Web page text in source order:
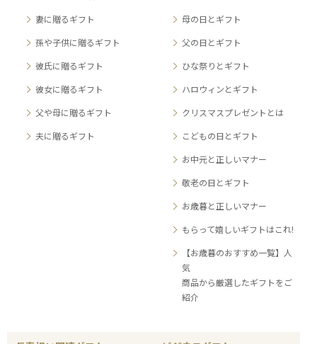
妻に贈るギフト
孫や子供に贈るギフト
彼氏に贈るギフト
彼女に贈るギフト
父や母に贈るギフト
夫に贈るギフト
母の日とギフト
父の日とギフト
ひな祭りとギフト
ハロウィンとギフト
クリスマスプレゼントとは
こどもの日とギフト
お中元と正しいマナー
敬老の日とギフト
お歳暮と正しいマナー
もらって嬉しいギフトはこれ!
【お歳暮のおすすめ一覧】人
気
商品から厳選したギフトをご
紹介